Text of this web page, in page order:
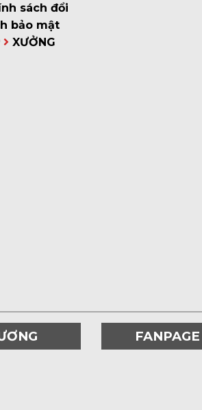
sách đổi
bảo mật
XƯỞNG